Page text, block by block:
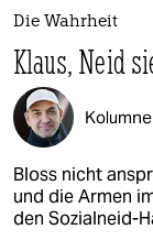
Die Wahrheit
Klaus, Neid
Kolumne
Bloss nicht
und die Armen
den Sozialneid-